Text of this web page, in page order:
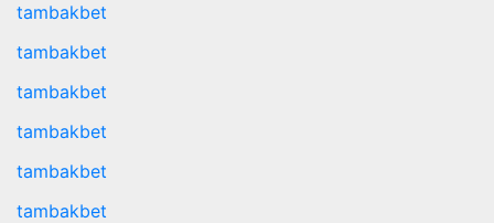
tambakbet
tambakbet
tambakbet
tambakbet
tambakbet
tambakbet